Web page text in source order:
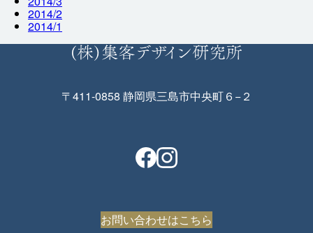
2014/2
2014/1
〒411-0858 静岡県三島市中央町６−２
お問い合わせはこちら